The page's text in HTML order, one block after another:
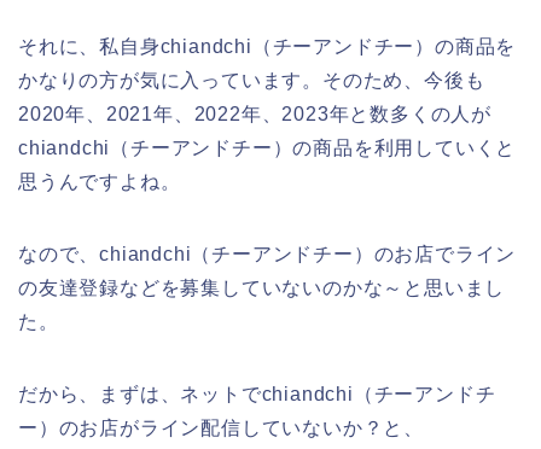
それに、私自身chiandchi（チーアンドチー）の商品を
かなりの方が気に入っています。そのため、今後も
2020年、2021年、2022年、2023年と数多くの人が
chiandchi（チーアンドチー）の商品を利用していくと
思うんですよね。
なので、chiandchi（チーアンドチー）のお店でライン
の友達登録などを募集していないのかな～と思いまし
た。
だから、まずは、ネットでchiandchi（チーアンドチ
ー）のお店がライン配信していないか？と、